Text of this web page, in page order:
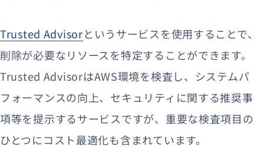
Trusted Advisorというサービスを使用することで、
削除が必要なリソースを特定することができます。
Trusted AdvisorはAWS環境を検査し、システムパ
フォーマンスの向上、セキュリティに関する推奨事
項等を提示するサービスですが、重要な検査項目の
ひとつにコスト最適化も含まれています。